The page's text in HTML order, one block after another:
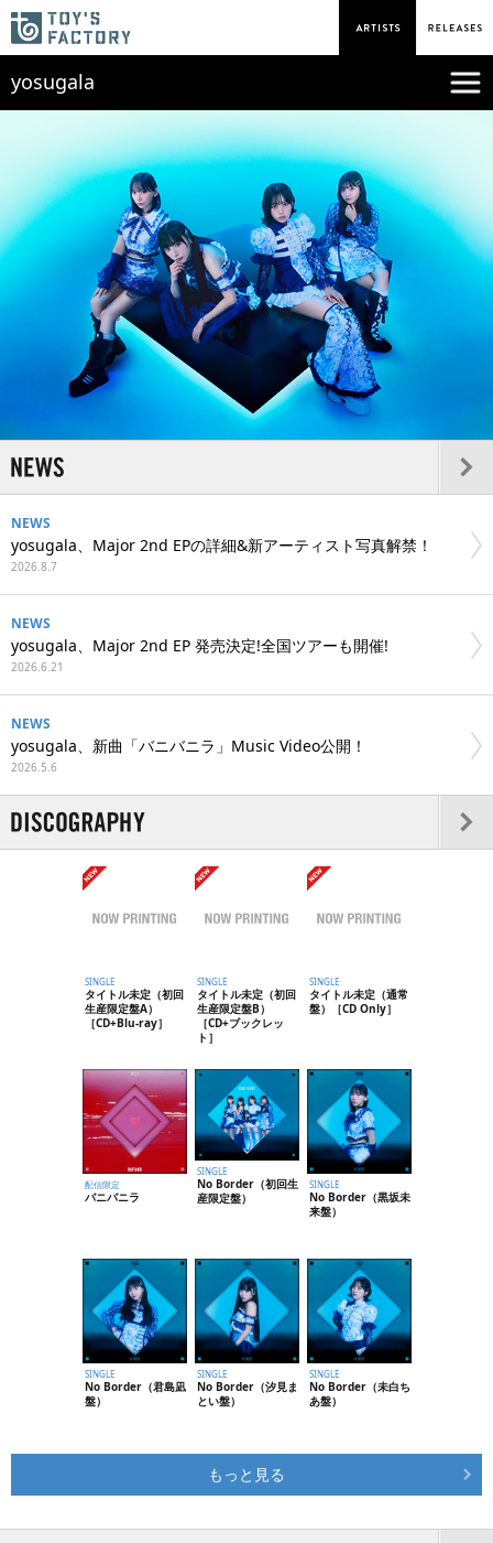
yosugala
NEWS
yosugala、Major 2nd EPの詳細&新アーティスト写真解禁！
2026.8.7
NEWS
yosugala、Major 2nd EP 発売決定!全国ツアーも開催!
2026.6.21
NEWS
yosugala、新曲「バニバニラ」Music Video公開！
2026.5.6
SINGLE
タイトル未定（初回
生産限定盤A）
［CD+Blu-ray］
SINGLE
タイトル未定（初回
生産限定盤B）
［CD+ブックレッ
ト］
SINGLE
タイトル未定（通常
盤）［CD Only］
配信限定
バニバニラ
SINGLE
No Border（初回生
産限定盤）
SINGLE
No Border（黒坂未
来盤）
SINGLE
No Border（君島凪
盤）
SINGLE
No Border（汐見ま
とい盤）
SINGLE
No Border（未白ち
あ盤）
もっと見る